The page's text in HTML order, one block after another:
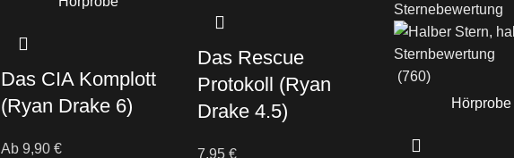
Das CIA Komplott
(Ryan Drake 6)
Ab 9,90 €
Das Rescue
Protokoll (Ryan
Drake 4.5)
7,95 €
(760)
Hörprobe